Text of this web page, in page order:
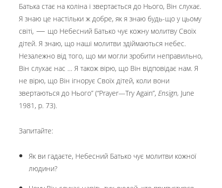
Батька стає на коліна і звертається до Нього, Він слухає.
Я знаю це настільки ж добре, як я знаю будь-що у цьому
світі, — що Небесний Батько чує кожну молитву Своїх
дітей. Я знаю, що наші молитви здіймаються небес.
Незалежно від того, що ми могли зробити неправильно,
Він слухає нас … Я також вірю, що Він відповідає нам. Я
не вірю, що Він ігнорує Своїх дітей, коли вони
звертаються до Нього” (“Prayer—Try Again”, Ensign, June
1981, p. 73).
Запитайте:
Як ви гадаєте, Небесний Батько чує молитви кожної
людини?